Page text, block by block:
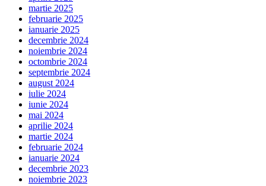
martie 2025
februarie 2025
ianuarie 2025
decembrie 2024
noiembrie 2024
octombrie 2024
septembrie 2024
august 2024
iulie 2024
iunie 2024
mai 2024
aprilie 2024
martie 2024
februarie 2024
ianuarie 2024
decembrie 2023
noiembrie 2023